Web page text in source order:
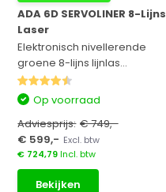
ADA 6D SERVOLINER 8-Lijns
Laser
Elektronisch nivellerende
groene 8-lijns lijnlas...
Op voorraad
Adviesprijs: € 749,-
€ 599,- Excl. btw
€ 724,79Incl. btw
Bekijken